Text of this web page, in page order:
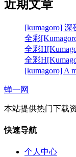
近期文章
[kumagoro] 深
全彩
全彩
全彩
[kumagoro] A
蝉一网
本站提供热门下载
快速导航
个人中心